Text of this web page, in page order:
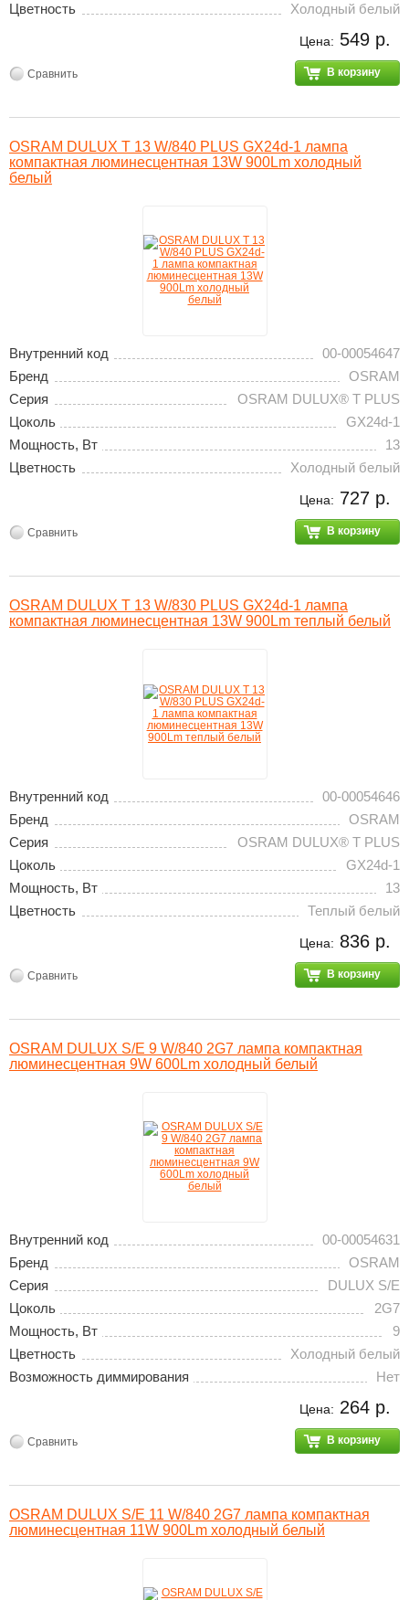
Цветность
Холодный белый
Цена: 549 р.
В корзину
Сравнить
OSRAM DULUX T 13 W/840 PLUS GX24d-1 лампа
компактная люминесцентная 13W 900Lm холодный
белый
Внутренний код
00-00054647
Бренд
OSRAM
Серия
OSRAM DULUX® T PLUS
Цоколь
GX24d-1
Мощность, Вт
13
Цветность
Холодный белый
Цена: 727 р.
В корзину
Сравнить
OSRAM DULUX T 13 W/830 PLUS GX24d-1 лампа
компактная люминесцентная 13W 900Lm теплый белый
Внутренний код
00-00054646
Бренд
OSRAM
Серия
OSRAM DULUX® T PLUS
Цоколь
GX24d-1
Мощность, Вт
13
Цветность
Теплый белый
Цена: 836 р.
В корзину
Сравнить
OSRAM DULUX S/E 9 W/840 2G7 лампа компактная
люминесцентная 9W 600Lm холодный белый
Внутренний код
00-00054631
Бренд
OSRAM
Серия
DULUX S/E
Цоколь
2G7
Мощность, Вт
9
Цветность
Холодный белый
Возможность диммирования
Нет
Цена: 264 р.
В корзину
Сравнить
OSRAM DULUX S/E 11 W/840 2G7 лампа компактная
люминесцентная 11W 900Lm холодный белый